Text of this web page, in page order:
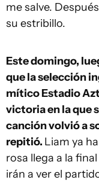
me salve.
su estribillo.
Este domingo,
que la selección
mítico Estadio
victoria en la que
canción volvió a
repitió. Liam ya
rosa llega a la
irán a ver el